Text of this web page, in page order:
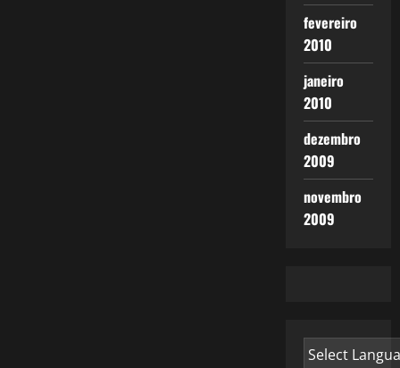
fevereiro
2010
janeiro
2010
dezembro
2009
novembro
2009